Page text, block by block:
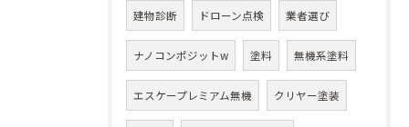
建物診断 ドローン点検 業者選び
ナノコンポジットw 塗料 無機系塗料
エスケープレミアム無機 クリヤー塗装